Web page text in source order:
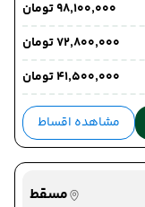
۹۸٬۱۰۰٬۰۰۰ تومان
۷۲٬۸۰۰٬۰۰۰ تومان
۴۱٬۵۰۰٬۰۰۰ تومان
مشاهده اقساط
مسقط